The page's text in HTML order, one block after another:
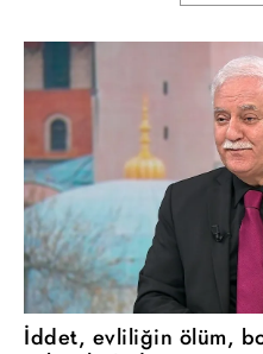
İddet, evliliğin ölüm,